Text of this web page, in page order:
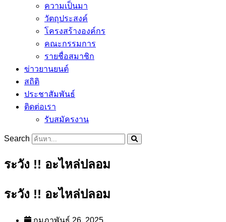
ความเป็นมา
วัตถุประสงค์
โครงสร้างองค์กร
คณะกรรมการ
รายชื่อสมาชิก
ข่าวยานยนต์
สถิติ
ประชาสัมพันธ์
ติดต่อเรา
รับสมัครงาน
Search
ระวัง !! อะไหล่ปลอม
ระวัง !! อะไหล่ปลอม
กุมภาพันธ์ 26, 2025